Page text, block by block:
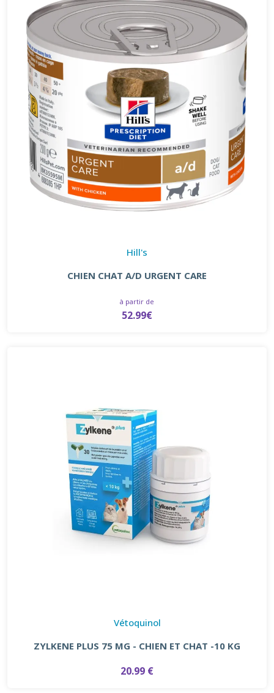
Hill's
CHIEN CHAT A/D URGENT CARE
à partir de
52.99€
Vétoquinol
ZYLKENE PLUS 75 MG - CHIEN ET CHAT -10 KG
20.99 €